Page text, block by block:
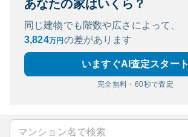
あなたの家はいくら？
同じ建物でも階数や広さによって、
3,824万円 の差があります
いますぐAI査定スタート
完全無料・60秒で査定